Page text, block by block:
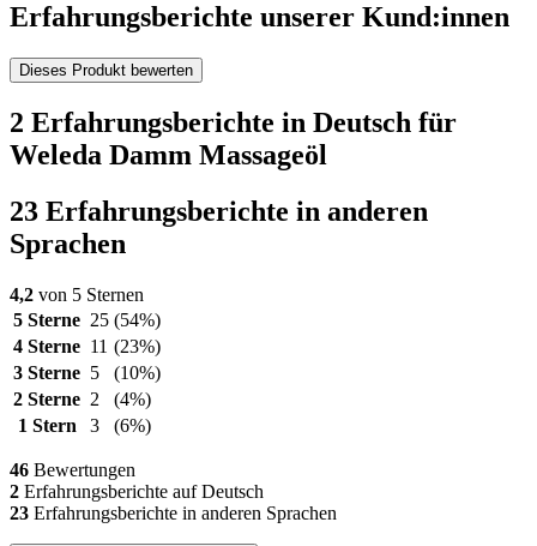
Erfahrungsberichte unserer Kund:innen
Dieses Produkt bewerten
2 Erfahrungsberichte in Deutsch für
Weleda Damm Massageöl
23 Erfahrungsberichte in anderen
Sprachen
4,2 von 5 Sternen
5 Sterne 25 (54%)
4 Sterne 11 (23%)
3 Sterne 5
(10%)
2 Sterne 2
(4%)
1 Stern
3 (6%)
46 Bewertungen
2 Erfahrungsberichte auf Deutsch
23 Erfahrungsberichte in anderen Sprachen